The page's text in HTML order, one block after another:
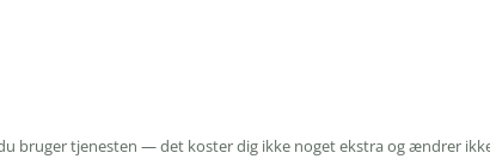
bruger tjenesten — det koster dig ikke noget ekstra og ændrer